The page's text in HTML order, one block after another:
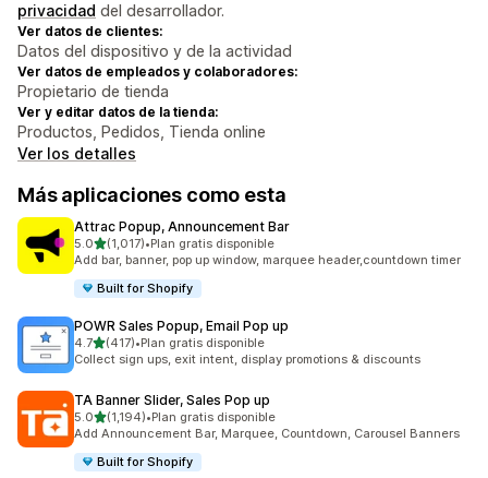
privacidad del desarrollador.
Ver datos de clientes:
Datos del dispositivo y de la actividad
Ver datos de empleados y colaboradores:
Propietario de tienda
Ver y editar datos de la tienda:
Productos, Pedidos, Tienda online
Ver los detalles
Más aplicaciones como esta
Attrac Popup, Announcement Bar
5.0de 5 estrellas
(1,017)
1017 reseñas en total
•Plan gratis disponible
Add bar, banner, pop up window, marquee header,countdown timer
Built for Shopify
POWR Sales Popup, Email Pop up
4.7de 5 estrellas
(417)
417 reseñas en total
•Plan gratis disponible
Collect sign ups, exit intent, display promotions & discounts
TA Banner Slider, Sales Pop up
5.0de 5 estrellas
(1,194)
1194 reseñas en total
•Plan gratis disponible
Add Announcement Bar, Marquee, Countdown, Carousel Banners
Built for Shopify